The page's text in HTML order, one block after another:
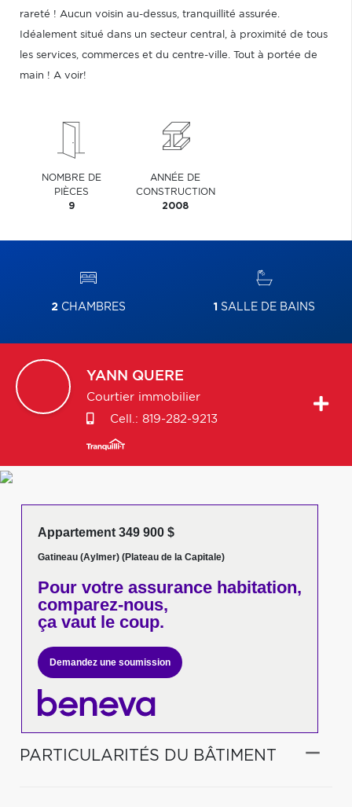
rareté ! Aucun voisin au-dessus, tranquillité assurée.
Idéalement situé dans un secteur central, à proximité de tous
les services, commerces et du centre-ville. Tout à portée de
main ! A voir!
NOMBRE DE
PIÈCES
9
ANNÉE DE
CONSTRUCTION
2008
2CHAMBRES 1 SALLE DE BAINS
YANN QUERE
Courtier immobilier
Cell.: 819-282-9213
Appartement 349 900 $
Gatineau (Aylmer) (Plateau de la Capitale)
Pour votreassurance habitation,
comparez-nous,
ça vaut le coup.
Demandez une soumission
PARTICULARITÉS DU BÂTIMENT